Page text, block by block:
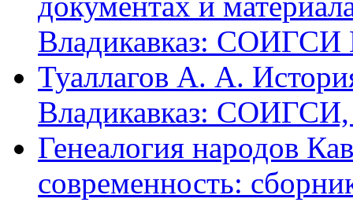
Владикавказ:
Туаллагов А. А.
Владикавказ: СОИГСИ,
Генеалогия народов
современность: